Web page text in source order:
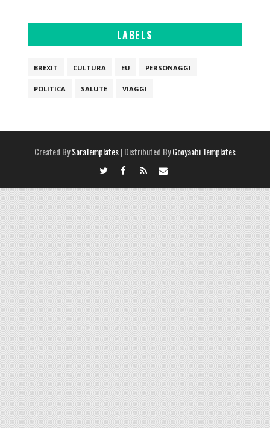
LABELS
BREXIT CULTURA EU PERSONAGGI
POLITICA SALUTE VIAGGI
Created BySoraTemplates| Distributed ByGooyaabi Templates